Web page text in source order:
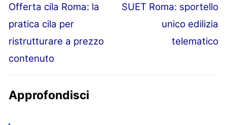
Navigazione
articoli
Articolo
precedente:
Offerta cila Roma: la
pratica cila per
ristrutturare a prezzo
contenuto
Articolo
successivo:
SUET Roma: sportello
unico edilizia
telematico
Approfondisci